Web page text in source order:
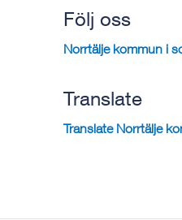
Följ oss
Norrtälje kommun i
Translate
Translate Norrtälje